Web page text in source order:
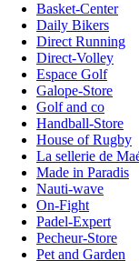
Basket-Center
Daily Bikers
Direct Running
Direct-Volley
Espace Golf
Galope-Store
Golf and co
Handball-Store
House of Rugby
La sellerie de
Made in Paradis
Nauti-wave
On-Fight
Padel-Expert
Pecheur-Store
Pet and Garden